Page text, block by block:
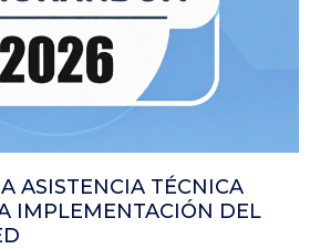
ASISTENCIA TÉCNICA
IMPLEMENTACIÓN DEL